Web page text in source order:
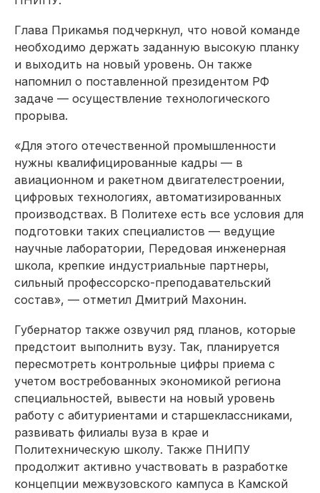
Глава Прикамья подчеркнул, что новой команде
необходимо держать заданную высокую планку
и выходить на новый уровень. Он также
напомнил о поставленной президентом РФ
задаче — осуществление технологического
прорыва.
«Для этого отечественной промышленности
нужны квалифицированные кадры — в
авиационном и ракетном двигателестроении,
цифровых технологиях, автоматизированных
производствах. В Политехе есть все условия для
подготовки таких специалистов — ведущие
научные лаборатории, Передовая инженерная
школа, крепкие индустриальные партнеры,
сильный профессорско-преподавательский
состав», — отметил Дмитрий Махонин.
Губернатор также озвучил ряд планов, которые
предстоит выполнить вузу. Так, планируется
пересмотреть контрольные цифры приема с
учетом востребованных экономикой региона
специальностей, вывести на новый уровень
работу с абитуриентами и старшеклассниками,
развивать филиалы вуза в крае и
Политехническую школу. Также ПНИПУ
продолжит активно участвовать в разработке
концепции межвузовского кампуса в Камской